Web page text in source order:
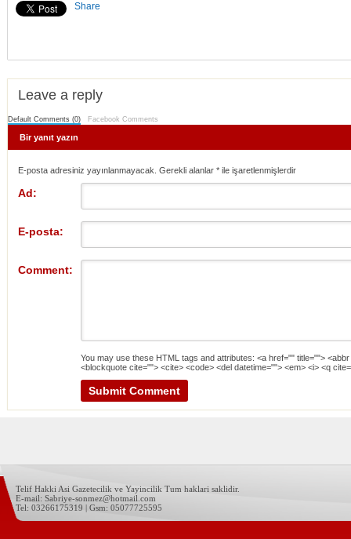
Share
Leave a reply
Default Comments (0) Facebook Comments
Bir yanıt yazın
E-posta adresiniz yayınlanmayacak. Gerekli alanlar * ile işaretlenmişlerdir
Ad:
E-posta:
Comment:
You may use these HTML tags and attributes: <a href="" title="">
<blockquote cite=""> <cite> <code> <del datetime=""> <em> <i> <q
Telif Hakki Asi Gazetecilik ve Yayincilik Tum haklari saklidir.
E-mail: Sabriye-sonmez@hotmail.com
Tel: 03266175319 | Gsm: 05077725595